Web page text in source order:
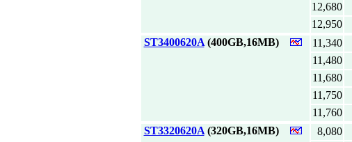
12,680
12,950
ST3400620A(400GB,16MB) 11,340
11,480
11,680
11,750
11,760
ST3320620A(320GB,16MB) 8,080